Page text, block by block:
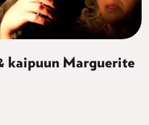
kaipuun Marguerite